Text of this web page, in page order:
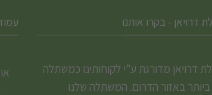
דרויאן - בקרו אותנו
דרויאן מדורגת ע”י לקוחותינו כמשתלה
באזור הדרום. המשתלה שלנו